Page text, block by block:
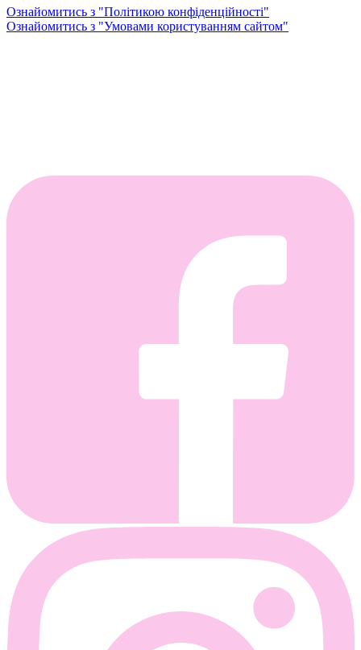
Ознайомитись з "Політикою конфіденційності"
Ознайомитись з "Умовами користуванням сайтом"